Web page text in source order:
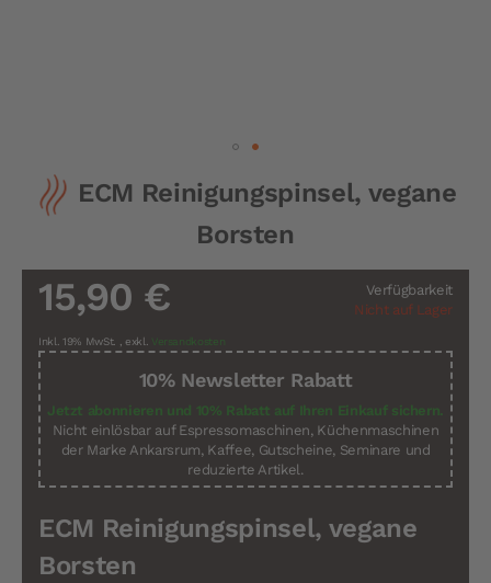
Anfang
der
ECM Reinigungspinsel, vegane
Borsten
Verfügbarkeit
Nicht auf Lager
15,90 €
Inkl. 19% MwSt. , exkl. Versandkosten
10% Newsletter Rabatt
Jetzt abonnieren und 10% Rabatt auf Ihren Einkauf sichern.
Nicht einlösbar auf Espressomaschinen, Küchenmaschinen
der Marke Ankarsrum, Kaffee, Gutscheine, Seminare und
reduzierte Artikel.
ECM Reinigungspinsel, vegane
Borsten